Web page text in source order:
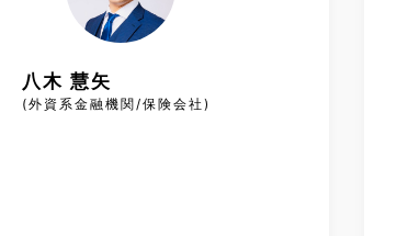
八木 慧矢
(外資系金融機関/保険会社)